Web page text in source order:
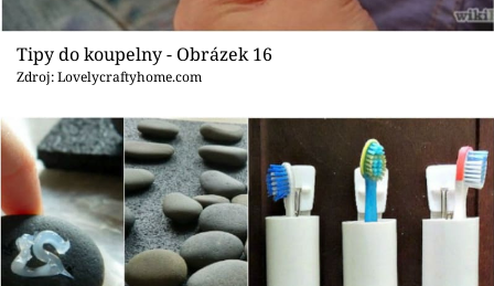
Tipy do koupelny - Obrázek 16
Zdroj: Lovelycraftyhome.com